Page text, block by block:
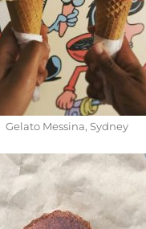
Gelato Messina, Sydney